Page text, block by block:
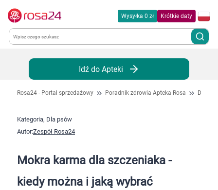
Wysyłka 0 zł Krótkie daty
Kategorie
Chemia gospodarcza
Dla zwierząt
Idź do Apteki
Rosa24 - Portal sprzedażowy Poradnik zdrowia Apteka Rosa Dla
Kategoria, Dla psów
Autor:Zespół Rosa24
Mokra karma dla szczeniaka -
kiedy można i jaką wybrać